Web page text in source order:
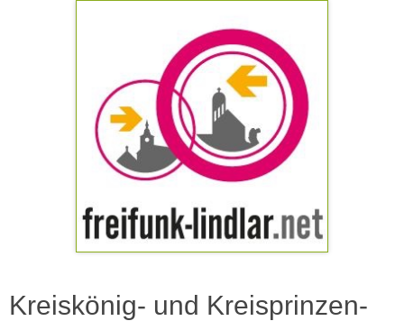
Kreiskönig- und Kreisprinzen-